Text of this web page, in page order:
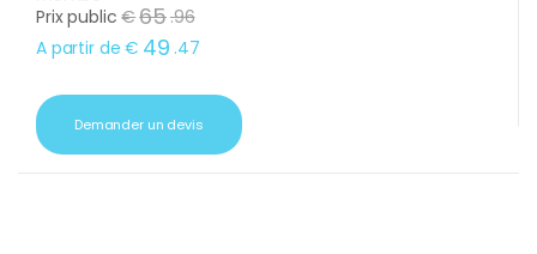
Prix public €65.96
A partir de € 49 .47
Demander un devis